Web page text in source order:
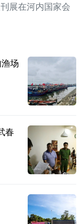
展在河内国家会
场
春